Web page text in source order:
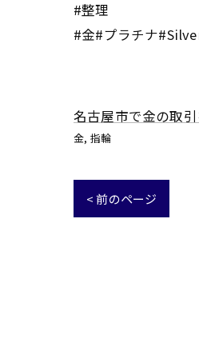
#整理
#金#プラチナ
名古屋市で金の取
金 指輪
< 前のページ